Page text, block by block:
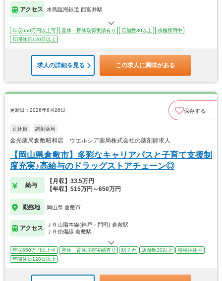
アクセス 水島臨海鉄道 西富井駅
年収650万円以上可 産休・育休取得実績有り 店舗数30以上
積極採用中
年間休日120日以上
求人の詳細を見る この求人に興味がある
更新日：2026年6月26日 保存する
正社員 調剤薬局
金光薬局倉敷昭和店 ウエルシア薬局株式会社の薬剤師求人
【岡山県倉敷市】多彩なキャリアパスと子育て支援制
度充実♪高給与のドラッグストアチェーン◎
給与
【月収】33.5万円
【年収】515万円～650万円
勤務地 岡山県 倉敷市
アクセス
ＪＲ山陽本線(神戸－門司) 倉敷駅
ＪＲ伯備線 倉敷駅
年収650万円以上可 産休・育休取得実績有り 駅チカ 店舗数30以上
積極採用中
年間休日120日以上